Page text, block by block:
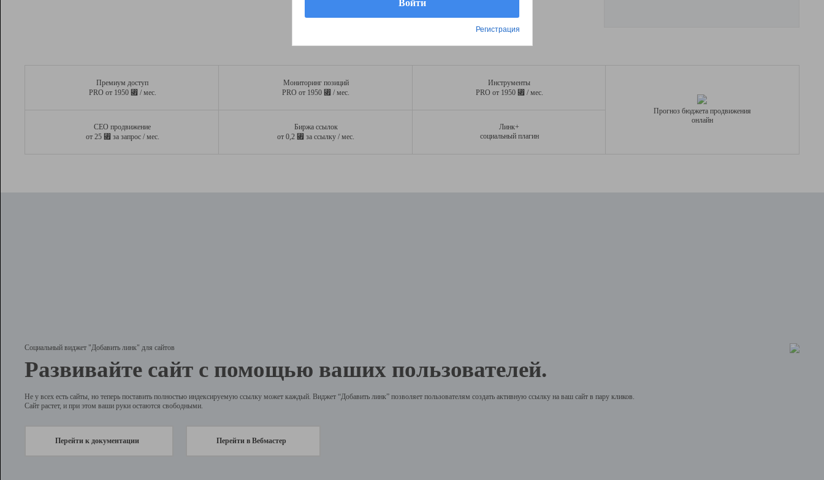
Премиум доступ
PRO от 1950 ⃏ / мес.
Мониторинг позиций
PRO от 1950 ⃏ / мес.
Инструменты
PRO от 1950 ⃏ / мес.
СЕО продвижение
от 25 ⃏ за запрос / мес.
Биржа ссылок
от 0,2 ⃏ за ссылку / мес.
Линк+
социальный плагин
Прогноз бюджета продвижения
онлайн
Социальный виджет "Добавить линк" для сайтов
Развивайте сайт с помощью ваших пользователей.
Не у всех есть сайты, но теперь поставить полностью индексируемую ссылку может каждый. Виджет “Добавить линк” позволяет пользователям создать активную ссылку на ваш сайт в пару кликов.
Сайт растет, и при этом ваши руки остаются свободными.
Перейти к документации Перейти в Вебмастер
Регистрация